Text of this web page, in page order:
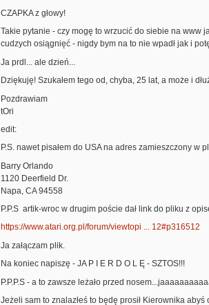
CZAPKA z głowy!
Takie pytanie - czy mogę to wrzucić do siebie na www
cudzych osiągnięć - nigdy bym na to nie wpadł jak i
Ja prdl... ale dzień...
Dziękuję! Szukałem tego od, chyba, 25 lat, a może i
Pozdrawiam
tOri
edit:
P.S. nawet pisałem do USA na adres zamieszczony w
Barry Orlando
1120 Deerfield Dr.
Napa, CA 94558
P.P.S artik-wroc w drugim poście dał link do pliku z
https://www.atari.org.pl/forum/viewtopi ... 12#p316512
Ja załączam plik.
Na koniec napiszę - JA P I E R D O L Ę - SZTOS!!!
P.P.P.S - a to zawsze leżało przed
Jeżeli sam to znalazłeś to będę prosił Kierownika abyś